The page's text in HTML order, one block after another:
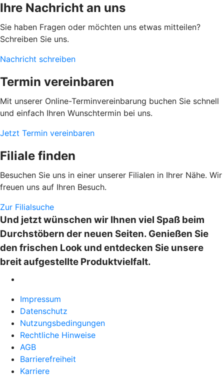
Ihre Nachricht an uns
Sie haben Fragen oder möchten uns etwas mitteilen?
Schreiben Sie uns.
Nachricht schreiben
Termin vereinbaren
Mit unserer Online-Terminvereinbarung buchen Sie schnell
und einfach Ihren Wunschtermin bei uns.
Jetzt Termin vereinbaren
Filiale finden
Besuchen Sie uns in einer unserer Filialen in Ihrer Nähe. Wir
freuen uns auf Ihren Besuch.
Zur Filialsuche
Und jetzt wünschen wir Ihnen viel Spaß beim
Durchstöbern der neuen Seiten. Genießen Sie
den frischen Look und entdecken Sie unsere
breit aufgestellte Produktvielfalt.
Impressum
Datenschutz
Nutzungsbedingungen
Rechtliche Hinweise
AGB
Barrierefreiheit
Karriere